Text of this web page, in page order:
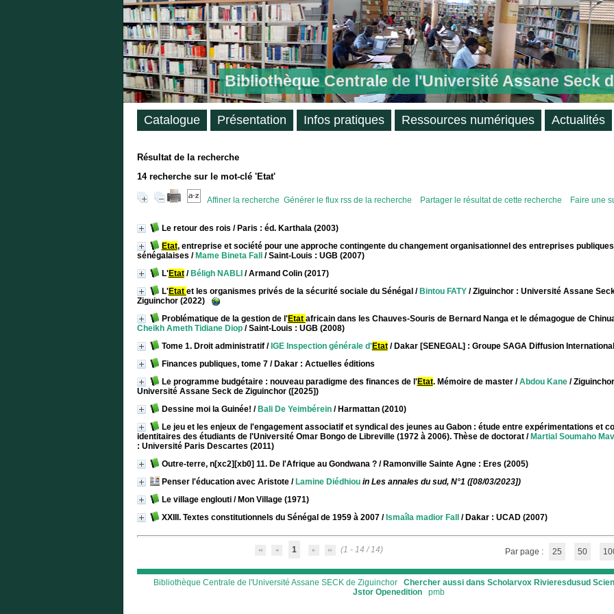
Bibliothèque Centrale de l'Université Assane Seck
Résultat de la recherche
14recherche sur le mot-clé 'Etat'
Affiner la recherche Générer le flux rss de la recherche Partager le résultat de cette recherche Faire une
Le retour des rois / Paris : éd. Karthala (2003)
Etat, entreprise et société pour une approche contingente du changement organisationnel des entreprises publiques
sénégalaises / Mame Bineta Fall
/ Saint-Louis : UGB (2007)
L'Etat/ Béligh NABLI / Armand Colin (2017)
L'Etat et les organismes privés de la sécurité sociale du Sénégal / Bintou FATY/ Ziguinchor : Université Assane
Ziguinchor (2022)
Problématique de la gestion de l'Etat africain dans les Chauves-Souris de Bernard Nanga et le démagogue de
Cheikh Ameth Tidiane Diop/ Saint-Louis : UGB (2008)
Tome 1. Droit administratif/ IGE Inspection générale d'Etat/ Dakar [SENEGAL] : Groupe SAGA Diffusion
Finances publiques, tome 7/ Dakar : Actuelles éditions
Le programme budgétaire : nouveau paradigme des finances de l'Etat. Mémoire de master/Abdou Kane/
Université Assane Seck de Ziguinchor ([2025])
Dessine moi la Guinée! / Bali De Yeimbérein/ Harmattan (2010)
Le jeu et les enjeux de l'engagement associatif et syndical des jeunes au Gabon : étude entre expérimentations et
identitaires des étudiants de l'Université Omar Bongo de Libreville (1972 à 2006). Thèse de doctorat/ Martial Soumaho
: Université Paris Descartes (2011)
Outre-terre, n[xc2][xb0] 11. De l'Afrique au Gondwana ?/ Ramonville Sainte Agne : Eres (2005)
Penser l'éducation avec Aristote/ Lamine Diédhiou in Les annales du sud, N°1 ([08/03/2023])
Le village englouti/ Mon Village (1971)
XXIII. Textes constitutionnels du Sénégal de 1959 à 2007/ Ismaîla madior Fall / Dakar : UCAD (2007)
1 (1 - 14 / 14) Par page : 25 50
Bibliothèque Centrale de l'Université Assane SECK de Ziguinchor Chercher aussi dans Scholarvox Rivieresdusud
Jstor Openedition pmb
Catalogue Présentation Infos pratiques Ressources numériques Actualités